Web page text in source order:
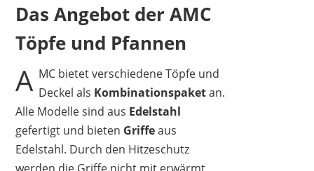
Das Angebot der AMC
Töpfe und Pfannen
A MC bietet verschiedene Töpfe und
Deckel als Kombinationspaketan.
Alle Modelle sind aus Edelstahl
gefertigt und bieten Griffeaus
Edelstahl. Durch den Hitzeschutz